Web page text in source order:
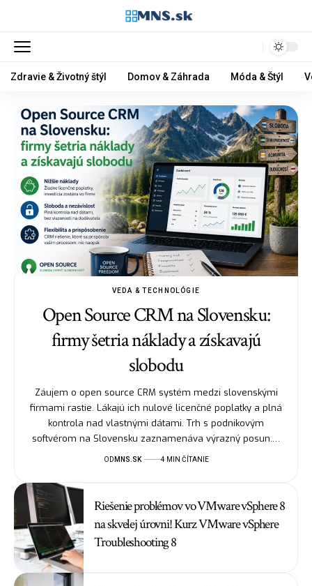
Zdravie & Životný štýl Domov & Záhrada Móda & Štýl
VEDA & TECHNOLÓGIE
Open Source CRM na Slovensku:
firmy šetria náklady a získavajú
slobodu
Záujem o open source CRM systém medzi slovenskými
firmami rastie. Lákajú ich nulové licenčné poplatky a plná
kontrola nad vlastnými dátami. Trh s podnikovým
softvérom na Slovensku zaznamenáva výrazný posun.…
OD MNS.SK 4 MIN ČÍTANIE
Riešenie problémov vo VMware vSphere 8
na skvelej úrovni! Kurz VMware vSphere
Troubleshooting 8